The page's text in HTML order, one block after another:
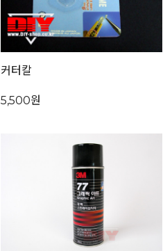
커터칼
5,500원